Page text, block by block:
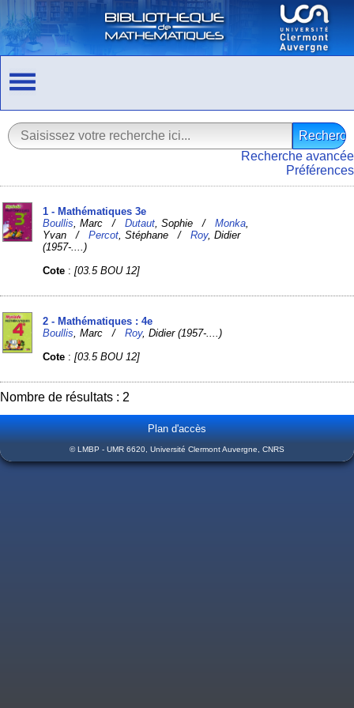
Recherche avancée
Préférences
1 - Mathématiques 3e
Boullis , Marc /Dutaut , Sophie /Monka
Yvan /Percot , Stéphane /Roy, Didier
(1957-....)
Cote :[03.5 BOU 12]
2 - Mathématiques : 4e
Boullis , Marc /Roy, Didier (1957-....)
Cote :[03.5 BOU 12]
Nombre de résultats : 2
Plan d'accès
© LMBP - UMR 6620, Université Clermont Auvergne, CNRS